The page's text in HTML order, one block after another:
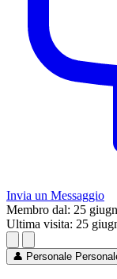
Invia un Messaggio
Membro dal: 25
Ultima visita: 25
👤 Personale